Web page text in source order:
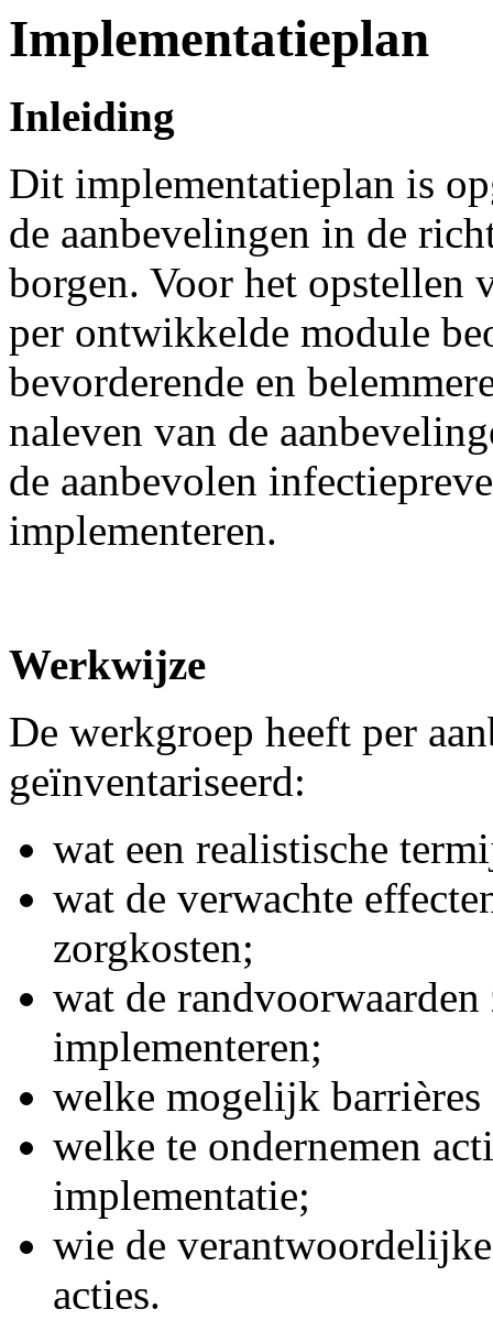
Implementatieplan
Inleiding
Dit implementatieplan is
de aanbevelingen in de
borgen. Voor het opstellen
per ontwikkelde module
bevorderende en
naleven van de
de aanbevolen
implementeren.
Werkwijze
De werkgroep heeft per
geïnventariseerd:
wat een realistische
wat de verwachte
zorgkosten;
wat de
implementeren;
welke mogelijk
welke te ondernemen
implementatie;
wie de
acties.